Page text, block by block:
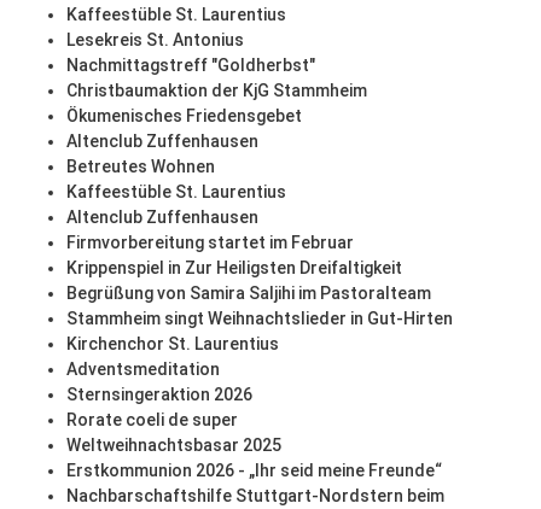
Kaffeestüble St. Laurentius
Lesekreis St. Antonius
Nachmittagstreff "Goldherbst"
Christbaumaktion der KjG Stammheim
Ökumenisches Friedensgebet
Altenclub Zuffenhausen
Betreutes Wohnen
Kaffeestüble St. Laurentius
Altenclub Zuffenhausen
Firmvorbereitung startet im Februar
Krippenspiel in Zur Heiligsten Dreifaltigkeit
Begrüßung von Samira Saljihi im Pastoralteam
Stammheim singt Weihnachtslieder in Gut-Hirten
Kirchenchor St. Laurentius
Adventsmeditation
Sternsingeraktion 2026
Rorate coeli de super
Weltweihnachtsbasar 2025
Erstkommunion 2026 - „Ihr seid meine Freunde“
Nachbarschaftshilfe Stuttgart-Nordstern beim